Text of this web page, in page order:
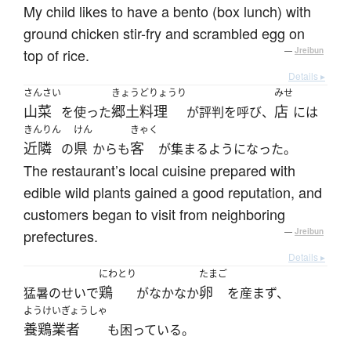
My child likes to have a bento (box lunch) with
ground chicken stir-fry and scrambled egg on
top of rice.
— Jreibun
Details ▸
さんさい
山菜 を使った
きょうどりょうり
郷土料理 が評判を呼び、
みせ
店 には
きんりん
近隣 の
けん
県 からも
きゃく
客 が集まるようになった。
The restaurant’s local cuisine prepared with
edible wild plants gained a good reputation, and
customers began to visit from neighboring
prefectures.
— Jreibun
Details ▸
猛暑のせいで
にわとり
鶏 がなかなか
たまご
卵 を産まず、
ようけいぎょうしゃ
養鶏業者 も困っている。